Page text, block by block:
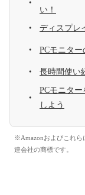
い！
ディスプレ
PCモニタ
長時間使い
PCモニタ
しよう
※Amazonおよびこれら
連会社の商標です。